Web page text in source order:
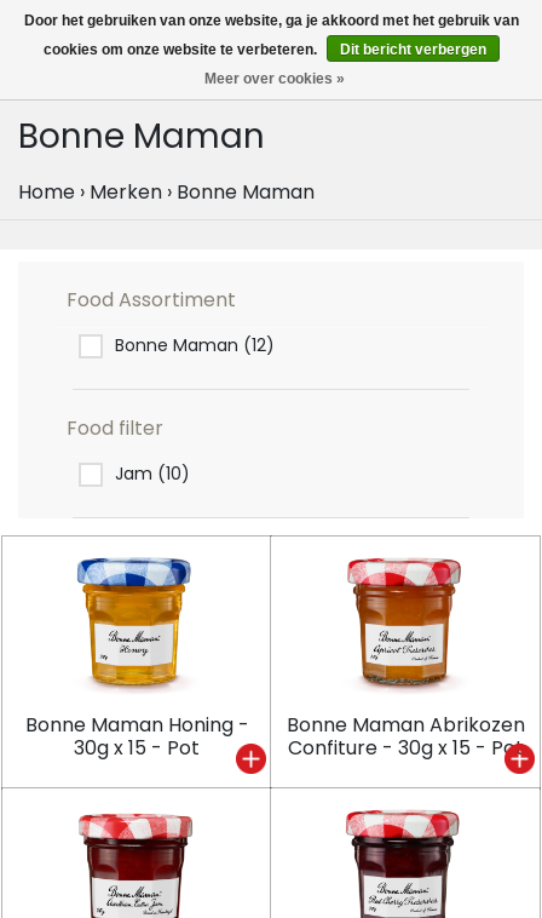
MENU
0
Bonne Maman
Home › Merken › Bonne Maman
Food Assortiment
Bonne Maman (12)
Food filter
Jam (10)
Bonne Maman Honing -
30g x 15 - Pot
Bonne Maman Abrikozen
Confiture - 30g x 15 - Pot
Door het gebruiken van onze website, ga je akkoord met het gebruik van
cookies om onze website te verbeteren.
Dit bericht verbergen
Meer over cookies »